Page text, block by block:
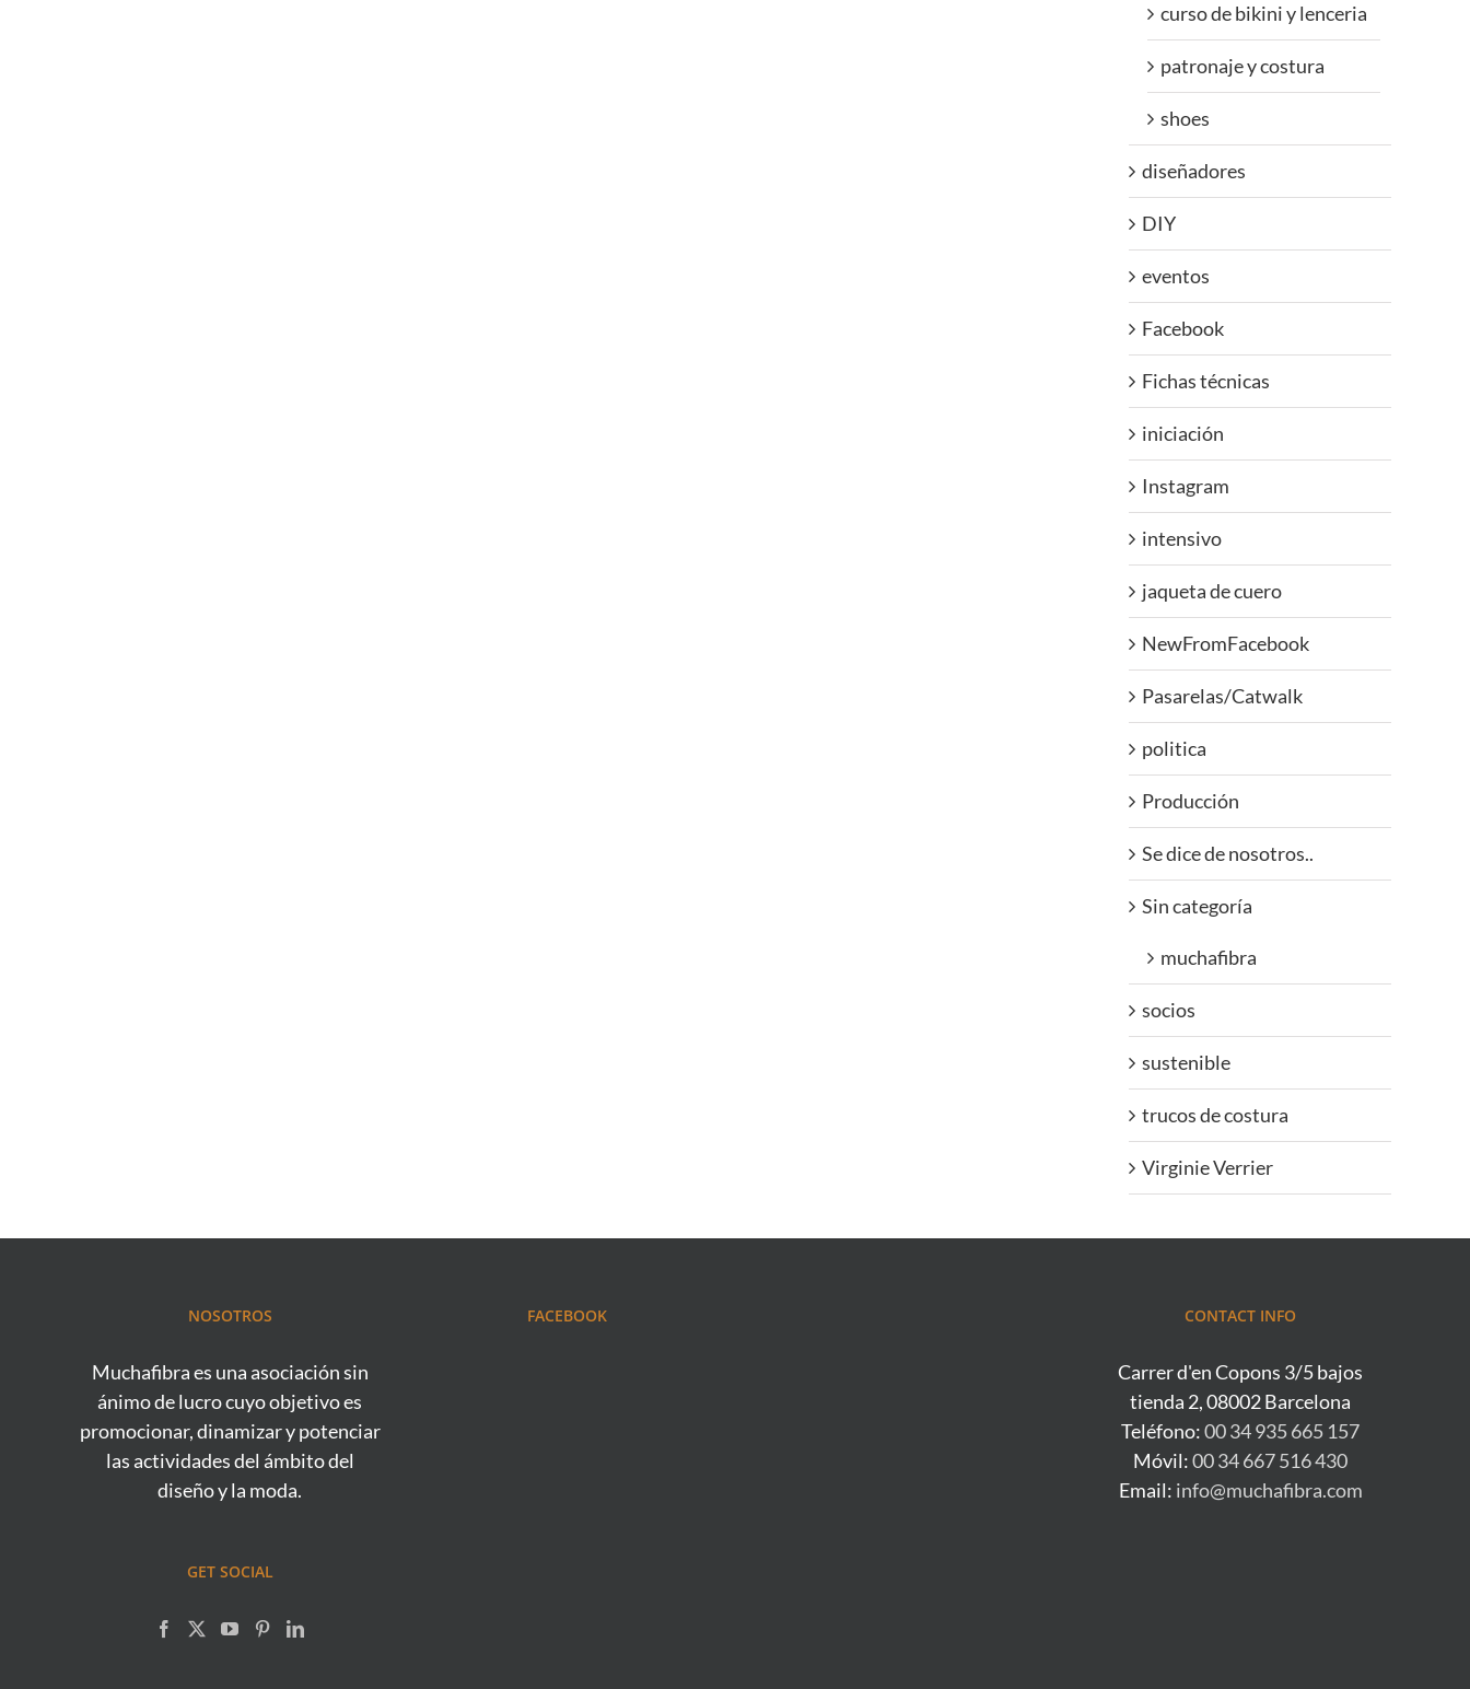
curso de bikini y lenceria
patronaje y costura
shoes
diseñadores
DIY
eventos
Facebook
Fichas técnicas
iniciación
Instagram
intensivo
jaqueta de cuero
NewFromFacebook
Pasarelas/Catwalk
politica
Producción
Se dice de nosotros..
Sin categoría
muchafibra
socios
sustenible
trucos de costura
Virginie Verrier
NOSOTROS
Muchafibra es una asociación sin
ánimo de lucro cuyo objetivo es
promocionar, dinamizar y potenciar
las actividades del ámbito del
diseño y la moda.
GET SOCIAL
FACEBOOK CONTACT INFO
Carrer d'en Copons 3/5 bajos
tienda 2, 08002 Barcelona
Teléfono:00 34 935 665 157
Móvil:00 34 667 516 430
Email: info@muchafibra.com